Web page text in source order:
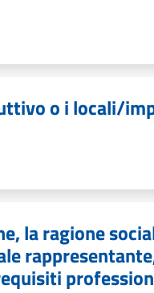
o i locali/
la ragione